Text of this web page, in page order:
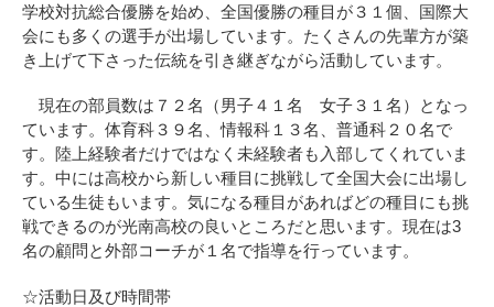
学校対抗総合優勝を始め、全国優勝の種目が３１個、国際大
会にも多くの選手が出場しています。たくさんの先輩方が築
き上げて下さった伝統を引き継ぎながら活動しています。
現在の部員数は７２名（男子４１名 女子３１名）となっ
ています。体育科３９名、情報科１３名、普通科２０名で
す。陸上経験者だけではなく未経験者も入部してくれていま
す。中には高校から新しい種目に挑戦して全国大会に出場し
ている生徒もいます。気になる種目があればどの種目にも挑
戦できるのが光南高校の良いところだと思います。現在は3
名の顧問と外部コーチが１名で指導を行っています。
☆活動日及び時間帯